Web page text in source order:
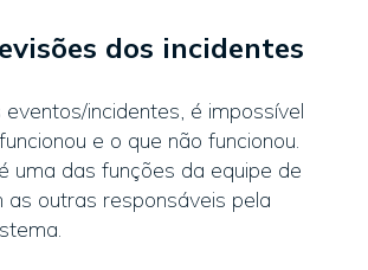
dos incidentes
incidentes, é impossível
e o que não funcionou.
uma das funções da equipe de
as outras responsáveis pela